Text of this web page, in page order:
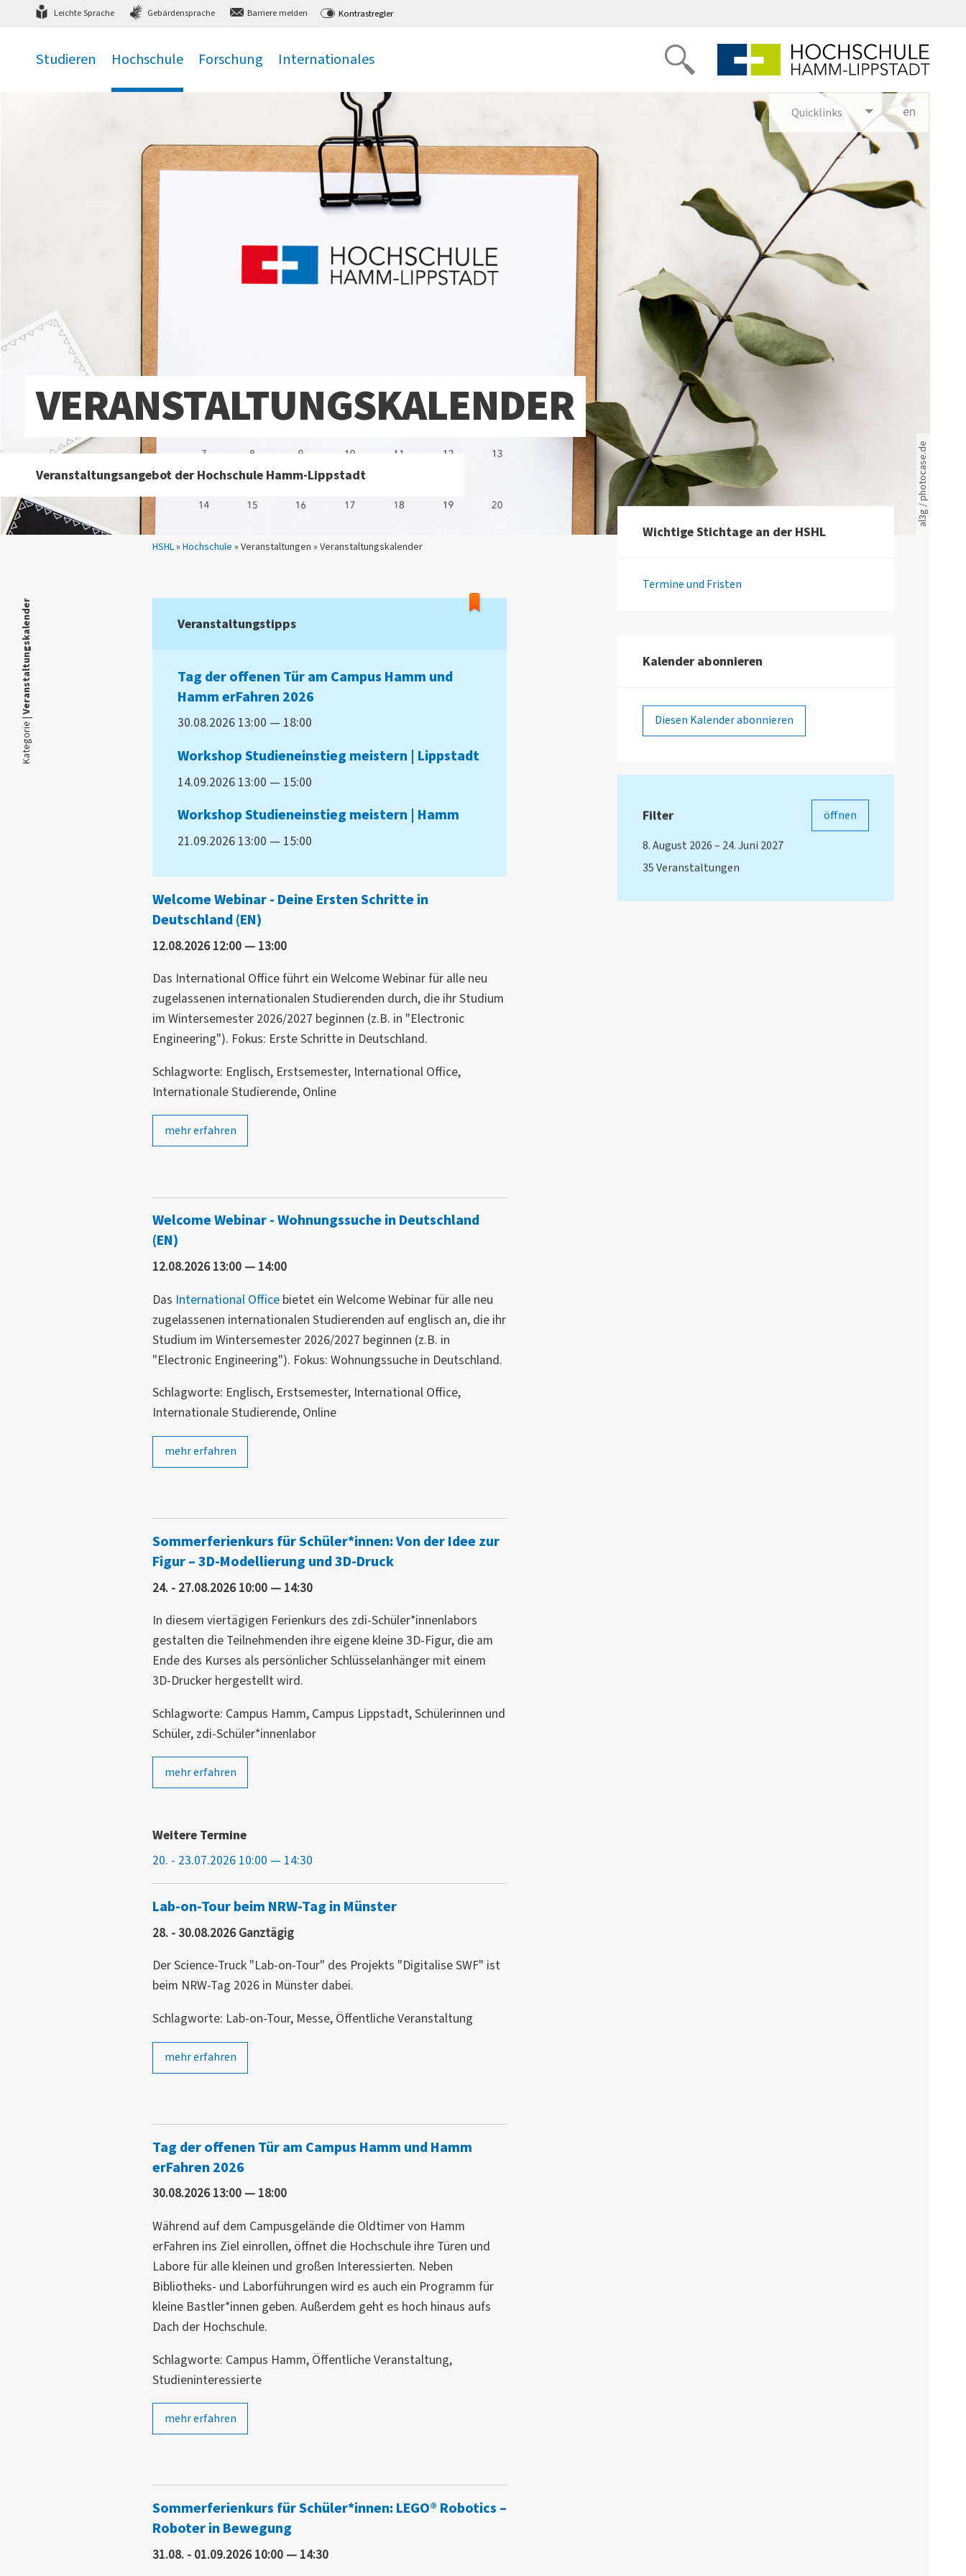
zum Hauptmenü zum Inhalt,
Leichte Sprache Gebärdensprache Barriere melden Kontrastregler
Studieren Hochschule Forschung Internationales
Quicklinks en
Sie sind hier:
HSHL» Hochschule » Veranstaltungen » Veranstaltungskalender
Rote leere Sitzreihen
al3g / photocase.de
VERANSTALTUNGSKALENDER
Veranstaltungsangebot der Hochschule Hamm-Lippstadt
Kategorie |
Veranstaltungskalender Veranstaltungstipps
Tag der offenen Tür am Campus Hamm und
Hamm erFahren 2026
30.08.2026 13:00 — 18:00
Workshop Studieneinstieg meistern | Lippstadt
14.09.2026 13:00 — 15:00
Workshop Studieneinstieg meistern | Hamm
21.09.2026 13:00 — 15:00
Welcome Webinar - Deine Ersten Schritte in
Deutschland (EN)
12.08.2026 12:00 — 13:00
Das International Office führt ein Welcome Webinar für alle neu
zugelassenen internationalen Studierenden durch, die ihr Studium
im Wintersemester 2026/2027 beginnen (z.B. in "Electronic
Engineering"). Fokus: Erste Schritte in Deutschland.
Schlagworte: Englisch, Erstsemester, International Office,
Internationale Studierende, Online
mehr erfahren
Welcome Webinar - Wohnungssuche in Deutschland
(EN)
12.08.2026 13:00 — 14:00
Das International Officebietet ein Welcome Webinar für alle neu
zugelassenen internationalen Studierenden auf englisch an, die ihr
Studium im Wintersemester 2026/2027 beginnen (z.B. in
"Electronic Engineering"). Fokus: Wohnungssuche in Deutschland.
Schlagworte: Englisch, Erstsemester, International Office,
Internationale Studierende, Online
mehr erfahren
Sommerferienkurs für Schüler*innen: Von der Idee zur
Figur – 3D-Modellierung und 3D-Druck
24. - 27.08.2026 10:00 — 14:30
In diesem viertägigen Ferienkurs des zdi-Schüler*innenlabors
gestalten die Teilnehmenden ihre eigene kleine 3D-Figur, die am
Ende des Kurses als persönlicher Schlüsselanhänger mit einem
3D-Drucker hergestellt wird.
Schlagworte: Campus Hamm, Campus Lippstadt, Schülerinnen und
Schüler, zdi-Schüler*innenlabor
mehr erfahren
Weitere Termine
20. - 23.07.2026 10:00 — 14:30
Lab-on-Tour beim NRW-Tag in Münster
28. - 30.08.2026 Ganztägig
Der Science-Truck "Lab-on-Tour" des Projekts "Digitalise SWF" ist
beim NRW-Tag 2026 in Münster dabei.
Schlagworte: Lab-on-Tour, Messe, Öffentliche Veranstaltung
mehr erfahren
Tag der offenen Tür am Campus Hamm und Hamm
erFahren 2026
30.08.2026 13:00 — 18:00
Während auf dem Campusgelände die Oldtimer von Hamm
erFahren ins Ziel einrollen, öffnet die Hochschule ihre Türen und
Labore für alle kleinen und großen Interessierten. Neben
Bibliotheks- und Laborführungen wird es auch ein Programm für
kleine Bastler*innen geben. Außerdem geht es hoch hinaus aufs
Dach der Hochschule.
Schlagworte: Campus Hamm, Öffentliche Veranstaltung,
Studieninteressierte
mehr erfahren
Sommerferienkurs für Schüler*innen: LEGO® Robotics –
Roboter in Bewegung
31.08. - 01.09.2026 10:00 — 14:30
Wichtige Stichtage an der HSHL
Termine und Fristen
Kalender abonnieren
Diesen Kalender abonnieren
Filter
öffnen
8. August 2026 – 24. Juni 2027
35 Veranstaltungen